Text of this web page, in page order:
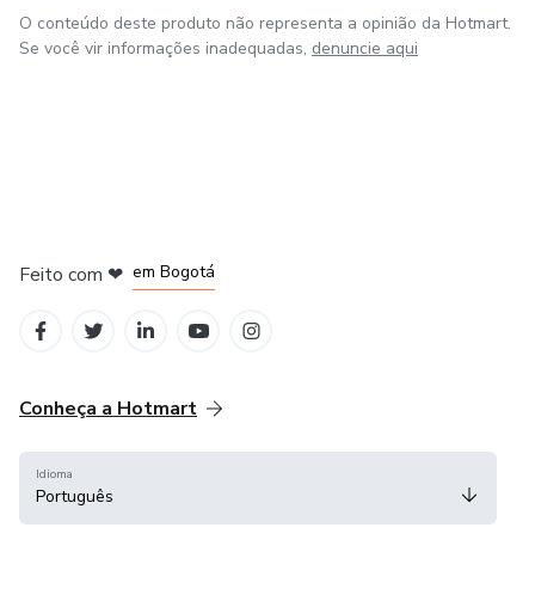
O conteúdo deste produto não representa a opinião da Hotmart.
Se você vir informações inadequadas, denuncie aqui
Feito com ❤ em Bogotá
Conheça a Hotmart
Idioma
Português